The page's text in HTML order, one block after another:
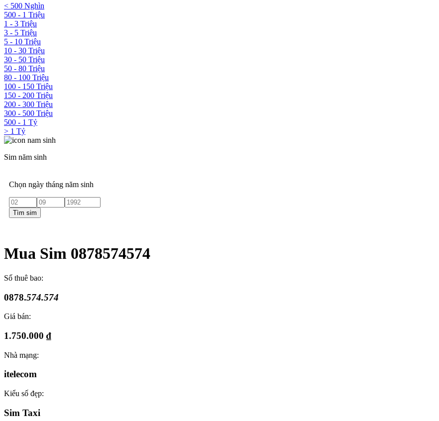
< 500 Nghìn
500 - 1 Triệu
1 - 3 Triệu
3 - 5 Triệu
5 - 10 Triệu
10 - 30 Triệu
30 - 50 Triệu
50 - 80 Triệu
80 - 100 Triệu
100 - 150 Triệu
150 - 200 Triệu
200 - 300 Triệu
300 - 500 Triệu
500 - 1 Tỷ
> 1 Tỷ
Sim năm sinh
Chọn ngày tháng năm sinh
Tìm sim
Mua Sim 0878574574
Số thuê bao:
0878.574.574
Giá bán:
1.750.000 ₫
Nhà mạng:
itelecom
Kiểu số đẹp:
Sim Taxi